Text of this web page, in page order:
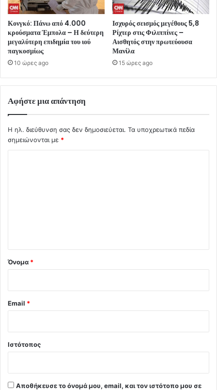
Κονγκό: Πάνω από 4.000
κρούσματα Έμπολα – Η δεύτερη
μεγαλύτερη επιδημία του ιού
παγκοσμίως
10 ώρες ago
Ισχυρός σεισμός μεγέθους 5,8
Ρίχτερ στις Φιλιππίνες –
Αισθητός στην πρωτεύουσα
Μανίλα
15 ώρες ago
Αφήστε μια απάντηση
Η ηλ. διεύθυνση σας δεν δημοσιεύεται. Τα υποχρεωτικά πεδία
σημειώνονται με *
Όνομα *
Email *
Ιστότοπος
Αποθήκευσε το όνομά μου, email, και τον ιστότοπο μου σε